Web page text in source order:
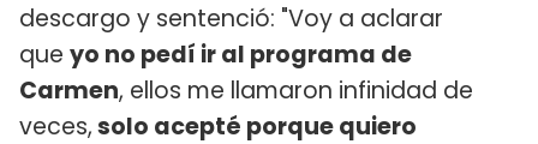
descargo y sentenció: "Voy a aclarar
que yo no pedí ir al programa de
Carmen, ellos me llamaron infinidad de
veces,solo acepté porque quiero